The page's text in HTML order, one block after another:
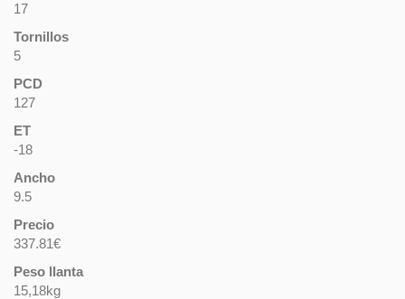
17
Tornillos
5
PCD
127
ET
-18
Ancho
9.5
Precio
337.81€
Peso llanta
15,18kg